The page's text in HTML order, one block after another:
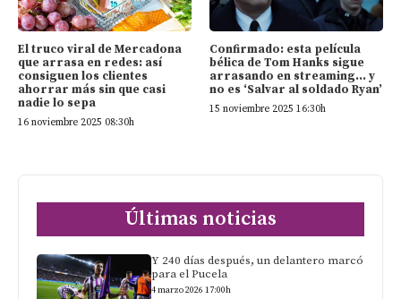
El truco viral de Mercadona
que arrasa en redes: así
consiguen los clientes
ahorrar más sin que casi
nadie lo sepa
16 noviembre 2025 08:30h
Confirmado: esta película
bélica de Tom Hanks sigue
arrasando en streaming… y
no es ‘Salvar al soldado Ryan’
15 noviembre 2025 16:30h
Últimas noticias
Y 240 días después, un delantero marcó
para el Pucela
4 marzo 2026 17:00h